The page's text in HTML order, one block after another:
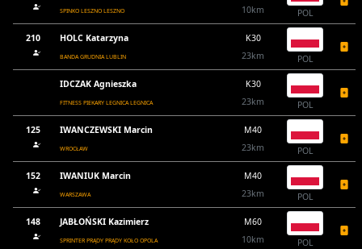
SPINKO LESZNO LESZNO
10km
POL
210 HOLC Katarzyna
BANDA GRUDNIA LUBLIN
K30
23km
POL
IDCZAK Agnieszka
FITNESS PIEKARY LEGNICA LEGNICA
K30
23km
POL
125 IWANCZEWSKI Marcin
WROCŁAW
M40
23km
POL
152 IWANIUK Marcin
WARSZAWA
M40
23km
POL
148 JABŁOŃSKI Kazimierz
SPRINTER PRĄDY PRĄDY KOŁO OPOLA
M60
10km
POL